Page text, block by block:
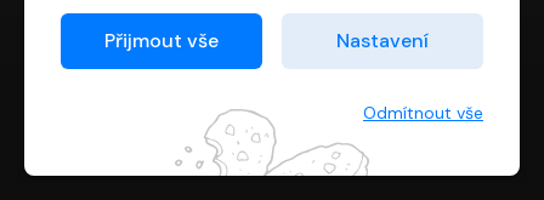
Proto od vás potřebujeme souhlas se
zpracováním souborů cookies
Děkujeme, že nám ho dáte a pomůžete nám tak
Přijmout vše Nastavení
Odmítnout vše